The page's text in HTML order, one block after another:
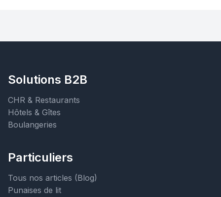
Solutions B2B
CHR & Restaurants
Hôtels & Gîtes
Boulangeries
Particuliers
Tous nos articles (Blog)
Punaises de lit